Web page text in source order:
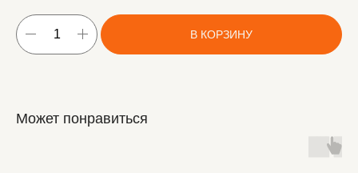
В КОРЗИНУ
Может понравиться